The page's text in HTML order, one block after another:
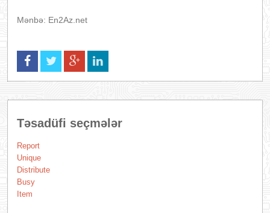
Mənbə: En2Az.net
Təsadüfi seçmələr
Report
Unique
Distribute
Busy
Item